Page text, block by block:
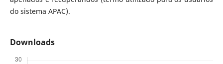
do sistema APAC).
Downloads